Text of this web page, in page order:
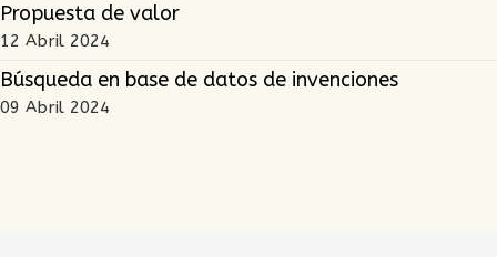
Propuesta de valor
12 Abril 2024
Búsqueda en base de datos de invenciones
09 Abril 2024